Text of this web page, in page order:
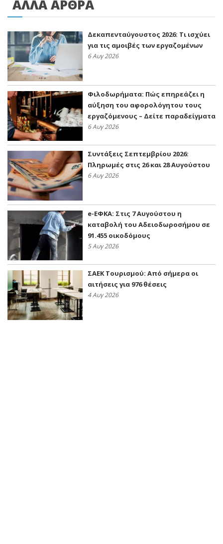
ΑΛΛΑ ΑΡΘΡΑ
Δεκαπενταύγουστος 2026: Τι ισχύει
για τις αμοιβές των εργαζομένων
6 Αυγ 2026
Φιλοδωρήματα: Πώς επηρεάζει η
αύξηση του αφορολόγητου τους
εργαζόμενους – Δείτε παραδείγματα
6 Αυγ 2026
Συντάξεις Σεπτεμβρίου 2026:
Πληρωμές στις 26 και 28 Αυγούστου
6 Αυγ 2026
e-ΕΦΚΑ: Στις 7 Αυγούστου η
καταβολή του Αδειοδωροσήμου σε
91.455 οικοδόμους
5 Αυγ 2026
ΣΑΕΚ Τουρισμού: Από σήμερα οι
αιτήσεις για 976 θέσεις
4 Αυγ 2026